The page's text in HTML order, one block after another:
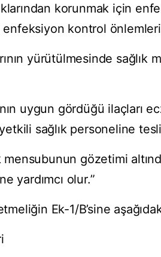
korunmak için
enfeksiyon kontrol
yürütülmesinde sağlık
uygun gördüğü ilaçları
sağlık personeline
mensubunun gözetimi
yardımcı olur.”
Ek-1/B’sine